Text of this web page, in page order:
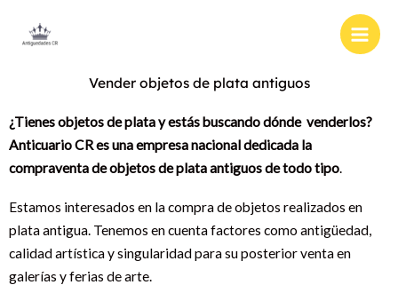
Vender objetos de plata antiguos
¿Tienes objetos de plata y estás buscando dónde venderlos?
Anticuario CR es una empresa nacional dedicada la
compraventa de objetos de plata antiguos de todo tipo.
Estamos interesados en la compra de objetos realizados en
plata antigua. Tenemos en cuenta factores como antigüedad,
calidad artística y singularidad para su posterior venta en
galerías y ferias de arte.